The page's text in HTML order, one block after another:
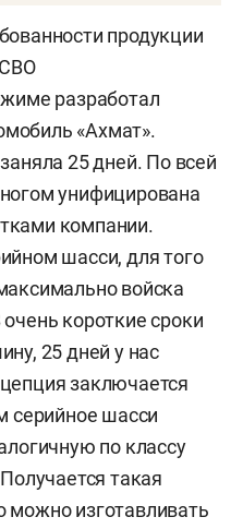
продукции
разработал
«Ахмат».
25 дней. По всей
унифицирована
компании.
шасси, для того
войска
короткие сроки
25 дней у нас
заключается
серийное шасси
по классу
такая
изготавливать